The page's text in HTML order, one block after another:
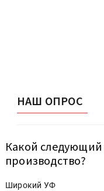
НАШ ОПРОС
Какой следующий
производство?
Широкий УФ